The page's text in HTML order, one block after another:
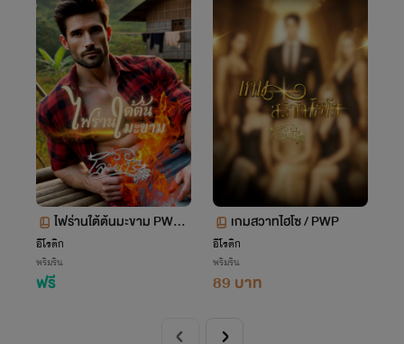
ไฟร่านใต้ต้นมะขาม PWP
ฟรี
อีโรติก
พริมริน
ฟรี
เกมสวาทไฮโซ / PWP
อีโรติก
พริมริน
89 บาท